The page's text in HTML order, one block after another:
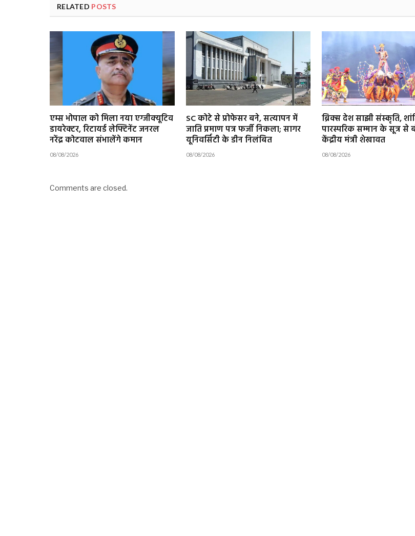
RELATED POSTS
एम्स भोपाल को मिला नया एग्जीक्यूटिव
डायरेक्टर, रिटायर्ड लेफ्टिनेंट जनरल
नरेंद्र कोटवाल संभालेंगे कमान
08/08/2026
SC कोटे से प्रोफेसर बने, सत्यापन में
जाति प्रमाण पत्र फर्जी निकला; सागर
यूनिवर्सिटी के डीन निलंबित
08/08/2026
ब्रिक्स देश साझी संस्कृति,
पारस्परिक सम्मान के सूत्र से
केंद्रीय मंत्री शेखावत
08/08/2026
Comments are closed.